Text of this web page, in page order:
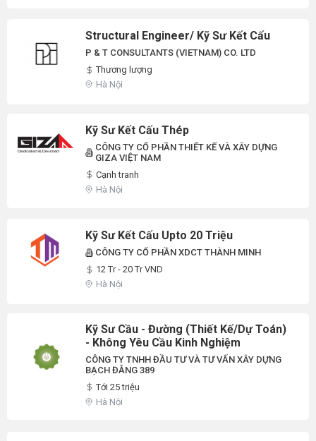
Structural Engineer/ Kỹ Sư Kết Cấu
P & T CONSULTANTS (VIETNAM) CO. LTD
Thương lượng
Hà Nội
Kỹ Sư Kết Cấu Thép
CÔNG TY CỔ PHẦN THIẾT KẾ VÀ XÂY DỰNG
GIZA VIỆT NAM
Cạnh tranh
Hà Nội
Kỹ Sư Kết Cấu Upto 20 Triệu
CÔNG TY CỔ PHẦN XDCT THÀNH MINH
12 Tr - 20 Tr VND
Hà Nội
Kỹ Sư Cầu - Đường (Thiết Kế/Dự Toán)
- Không Yêu Cầu Kinh Nghiệm
CÔNG TY TNHH ĐẦU TƯ VÀ TƯ VẤN XÂY DỰNG
BẠCH ĐẰNG 389
Tới 25 triệu
Hà Nội